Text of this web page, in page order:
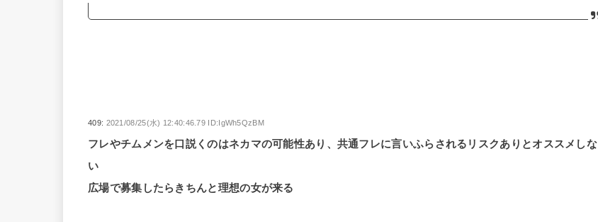
409: 2021/08/25(水) 12:40:46.79 ID:IgWh5QzBM
フレやチムメンを口説くのはネカマの可能性あり、共通フレに言いふらされるリスクありとオススメしな
い
広場で募集したらきちんと理想の女が来る